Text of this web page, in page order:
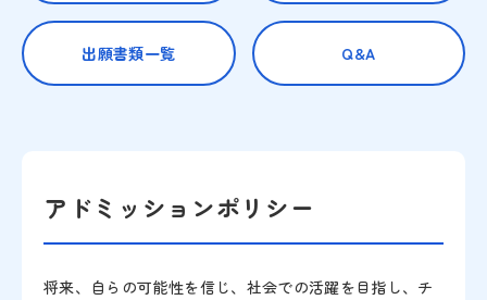
出願書類一覧 Q&A
アドミッションポリシー
将来、自らの可能性を信じ、社会での活躍を目指し、チ